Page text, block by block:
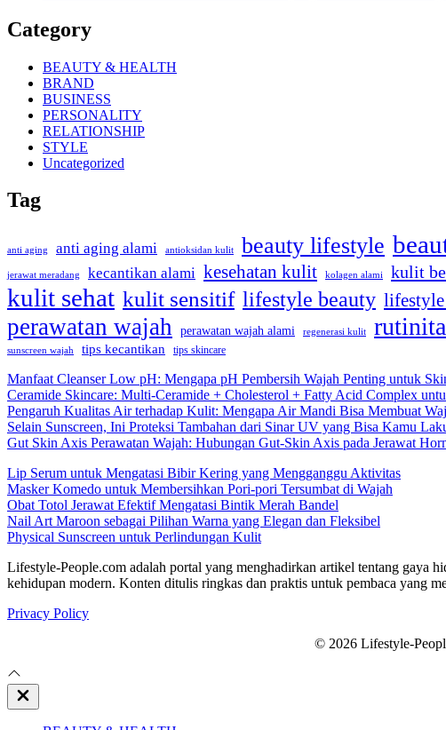
Category
BEAUTY & HEALTH
BRAND
BUSINESS
PERSONALITY
RELATIONSHIP
STYLE
Uncategorized
Tag
anti aging anti aging alami antioksidan kulit beauty lifestyle
jerawat meradang kecantikan alami kesehatan kulit kolagen alami kulit
kulit sehat kulit sensitif lifestyle beauty lifestyle
perawatan wajah perawatan wajah alami regenerasi kulit
sunscreen wajah tips kecantikan tips skincare
Manfaat Cleanser Low pH: Mengapa pH Pembersih Wajah Penting untuk
Ceramide Skincare: Multi-Ceramide + Cholesterol + Fatty Acid Complex
Pengaruh Kualitas Air terhadap Kulit: Mengapa Air Mandi Bisa Membuat
Selain Sunscreen, Ini Proteksi Tambahan dari Sinar UV yang Bisa Kamu
Gut Skin Axis Perawatan Wajah: Hubungan Gut-Skin Axis pada Jerawat
Lip Serum untuk Mengatasi Bibir Kering yang Mengganggu Aktivitas
Masker Komedo untuk Membersihkan Pori-pori Tersumbat di Wajah
Obat Totol Jerawat Efektif Mengatasi Bintik Merah Bandel
Nail Art Maroon sebagai Pilihan Warna yang Elegan dan Fleksibel
Physical Sunscreen untuk Perlindungan Kulit
Lifestyle-People.com adalah portal yang menghadirkan artikel tentang gaya
kehidupan modern. Konten ditulis ringkas dan praktis untuk pembaca yang
Privacy Policy
© 2026 Lifestyle-
Close
Off